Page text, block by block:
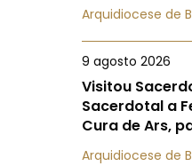
Arquidiocese de
9 agosto 2026
Visitou
Sacerdotal a
Cura de Ars,
Arquidiocese de